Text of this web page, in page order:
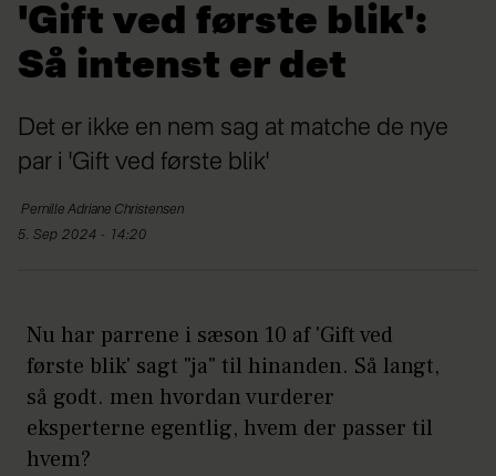
'Gift ved første blik':
Så intenst er det
Det er ikke en nem sag at matche de nye
par i 'Gift ved første blik'
Pernille Adriane Christensen
5. Sep 2024 - 14:20
Nu har parrene i sæson 10 af 'Gift ved
første blik' sagt "ja" til hinanden. Så langt,
så godt. men hvordan vurderer
eksperterne egentlig, hvem der passer til
hvem?